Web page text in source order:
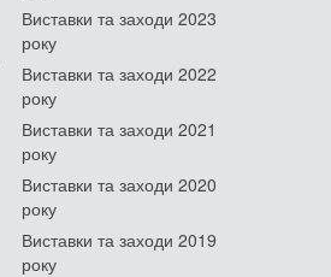
Виставки та заходи 2023
року
Виставки та заходи 2022
року
Виставки та заходи 2021
року
Виставки та заходи 2020
року
Виставки та заходи 2019
року